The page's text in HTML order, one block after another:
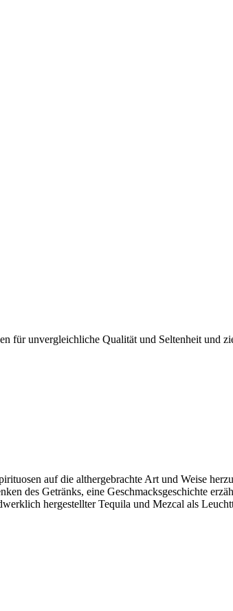
für unvergleichliche Qualität und Seltenheit und
auf die althergebrachte Art und Weise
des Getränks, eine Geschmacksgeschichte
hergestellter Tequila und Mezcal als